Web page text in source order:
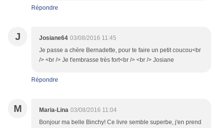
Répondre
J Josiane64 03/08/2016 11:45
Je passe a chère Bernadette, pour te faire un petit coucou<br
/> <br /> Je t'embrasse très fort<br /> <br /> Josiane
Répondre
M Maria-Lina 03/08/2016 11:04
Bonjour ma belle Binchy! Ce livre semble superbe, j'en prend